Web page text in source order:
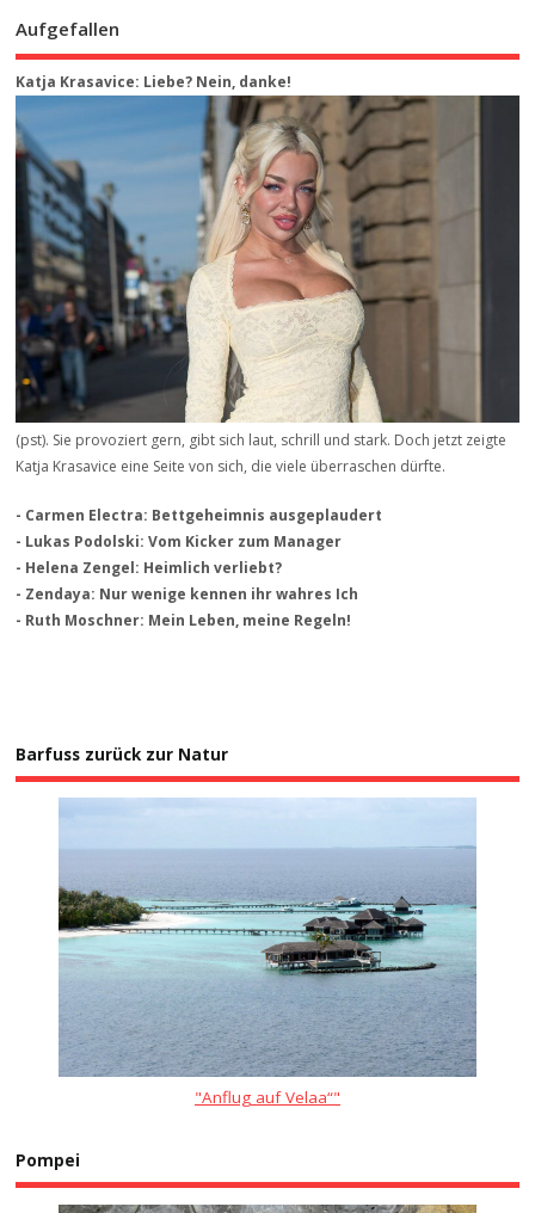
Aufgefallen
Katja Krasavice: Liebe? Nein, danke!
(pst). Sie provoziert gern, gibt sich laut, schrill und stark. Doch jetzt zeigte
Katja Krasavice eine Seite von sich, die viele überraschen dürfte.
- Carmen Electra: Bettgeheimnis ausgeplaudert
- Lukas Podolski: Vom Kicker zum Manager
- Helena Zengel: Heimlich verliebt?
- Zendaya: Nur wenige kennen ihr wahres Ich
- Ruth Moschner: Mein Leben, meine Regeln!
Barfuss zurück zur Natur
"Anflug auf Velaa“"
Pompei